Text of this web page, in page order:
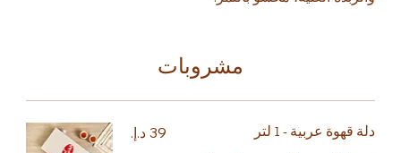
مشروبات
دلة قهوة عربية - 1 لتر